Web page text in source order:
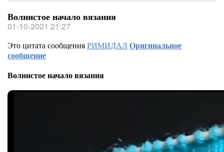
Волнистое начало вязания
01-10-2021 21:27
Это цитата сообщенияРИМИДАЛОригинальное
сообщение
Волнистое начало вязания